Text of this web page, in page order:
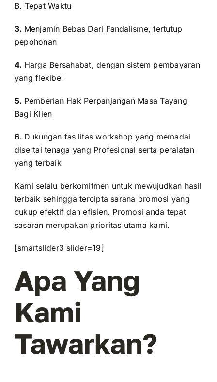
B. Tepat Waktu
3. Menjamin Bebas Dari Fandalisme, tertutup
pepohonan
4. Harga Bersahabat, dengan sistem pembayaran
yang flexibel
5. Pemberian Hak Perpanjangan Masa Tayang
Bagi Klien
6. Dukungan fasilitas workshop yang memadai
disertai tenaga yang Profesional serta peralatan
yang terbaik
Kami selalu berkomitmen untuk mewujudkan hasil
terbaik sehingga tercipta sarana promosi yang
cukup efektif dan efisien. Promosi anda tepat
sasaran merupakan prioritas utama kami.
[smartslider3 slider=19]
Apa Yang
Kami
Tawarkan?